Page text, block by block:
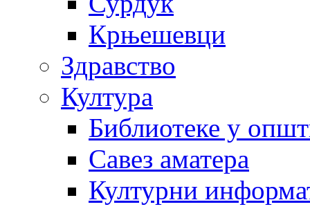
Крњешевци
Здравство
Култура
Библиотеке у
Савез аматера
Културни